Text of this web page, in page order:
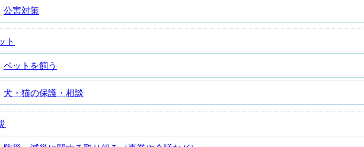
公害対策
ト
ペットを飼う
犬・猫の保護・相談